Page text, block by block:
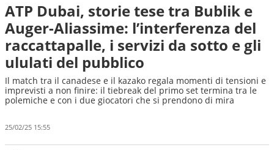
ATP Dubai, storie tese tra Bublik e
Auger-Aliassime: l’interferenza del
raccattapalle, i servizi da sotto e gli
ululati del pubblico
Il match tra il canadese e il kazako regala momenti di tensioni e
imprevisti a non finire: il tiebreak del primo set termina tra le
polemiche e con i due giocatori che si prendono di mira
25/02/25 15:55